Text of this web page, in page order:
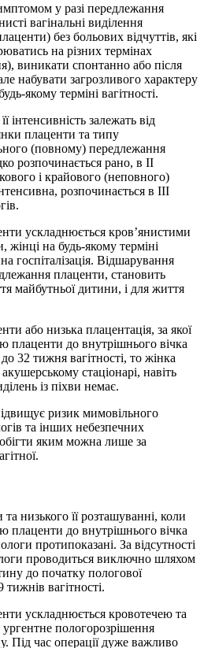
у разі передлежання
вагінальні виділення
без больових відчуттів, які
на різних термінах
виникати спонтанно або після
набувати загрозливого характеру
якому терміні вагітності.
інтенсивність залежать від
плаценти та типу
(повному) передлежання
розпочинається рано, в ІІ
і крайового (неповного)
розпочинається в ІІІ
ускладнюється кров’янистими
жінці на будь-якому терміні
госпіталізація. Відшарування
плаценти, становить
майбутньої дитини, і для життя
або низька плацентація, за якої
плаценти до внутрішнього вічка
32 тижня вагітності, то жінка
стаціонарі, навіть
із піхви немає.
ризик мимовільного
та інших небезпечних
яким можна лише за
низького її розташуванні, коли
плаценти до внутрішнього вічка
протипоказані. За відсутності
проводиться виключно шляхом
до початку пологової
тижнів вагітності.
ускладнюється кровотечею та
пологорозрішення
Під час операції дуже важливо